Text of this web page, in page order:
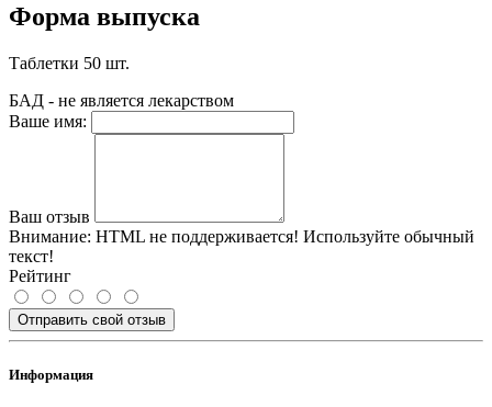
Форма выпуска
Таблетки 50 шт.
БАД - не является лекарством
Ваше имя:
Ваш отзыв
Внимание: HTML не поддерживается! Используйте обычный
текст!
Рейтинг
Отправить свой отзыв
Информация